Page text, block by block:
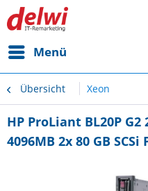
Menü
Übersicht Xeon
HP ProLiant BL20P
4096MB 2x 80 GB SCSi